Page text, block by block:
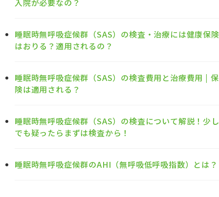
入院が必要なの？
睡眠時無呼吸症候群（SAS）の検査・治療には健康保険
はおりる？適用されるの？
睡眠時無呼吸症候群（SAS）の検査費用と治療費用 | 保
険は適用される？
睡眠時無呼吸症候群（SAS）の検査について解説！少し
でも疑ったらまずは検査から！
睡眠時無呼吸症候群のAHI（無呼吸低呼吸指数）とは？